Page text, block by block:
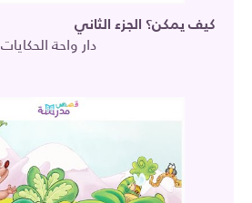
كيف يمكن؟ الجزء الثاني
دار واحة الحكايات